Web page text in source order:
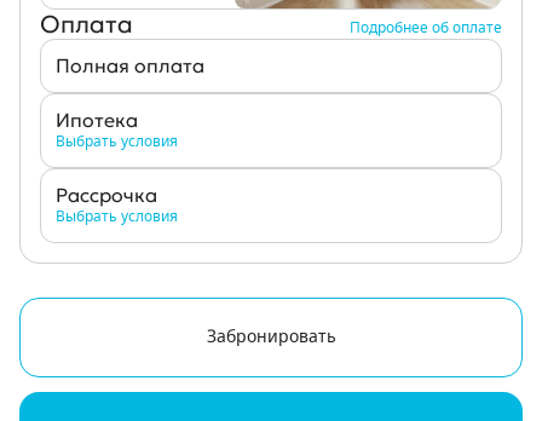
Оплата Подробнее об оплате
Полная оплата
Ипотека
Выбрать условия
Рассрочка
Выбрать условия
Забронировать